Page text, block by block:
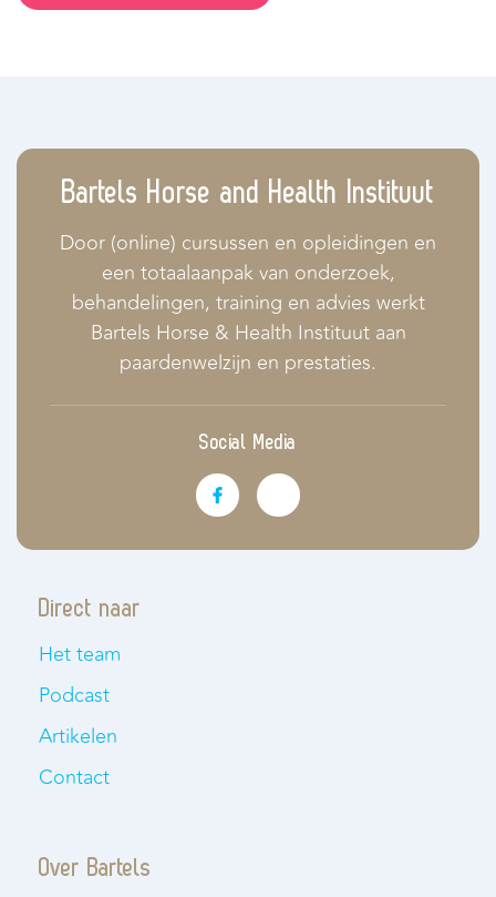
Bartels Horse and Health Instituut
Door (online) cursussen en opleidingen en
een totaalaanpak van onderzoek,
behandelingen, training en advies werkt
Bartels Horse & Health Instituut aan
paardenwelzijn en prestaties.
Social Media
Direct naar
Het team
Podcast
Artikelen
Contact
Over Bartels